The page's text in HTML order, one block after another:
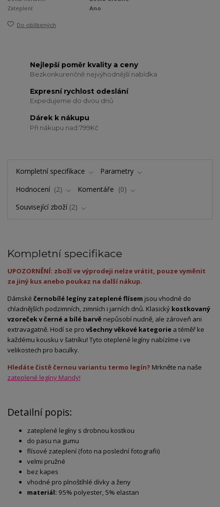
Zateplení:
Ano
Do oblíbených
Nejlepší poměr kvality a ceny
Bezkonkurenčně nejvýhodnější nabídka
Expresní rychlost odeslání
Expedujeme do dvou dnů
Dárek k nákupu
Při nákupu nad 799Kč
Kompletní specifikace
Parametry
Hodnocení
2 Komentáře
0
Související zboží 2
Kompletní specifikace
UPOZORNĚNÍ: zboží ve výprodeji nelze vrátit, pouze vyměnit
za jiný kus anebo poukaz na další nákup.
Dámské černobílé legíny zateplené flísem jsou vhodné do
chladnějších podzimních, zimních i jarních dnů. Klasický kostkovaný
vzoreček v černé a bílé barvě nepůsobí nudně, ale zároveň ani
extravagatně. Hodí se pro všechny věkové kategorie a téměř ke
každému kousku v šatníku! Tyto oteplené legíny nabízíme i ve
velikostech pro baculky.
Hledáte čistě černou variantu termo legín? Mrkněte na naše
zateplené legíny Mandy!
Detailní popis:
zateplené legíny s drobnou kostkou
do pasu na gumu
flísové zateplení (foto na poslední fotografii)
velmi pružné
bez kapes
vhodné pro plnoštíhlé dívky a ženy
materiál: 95% polyester, 5% elastan